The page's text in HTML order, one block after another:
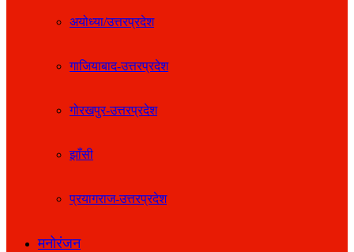
अयोध्या/उत्तरप्रदेश
गाजियाबाद-उत्तरप्रदेश
गोरखपुर-उत्तरप्रदेश
झाँसी
प्रयागराज-उत्तरप्रदेश
मनोरंजन